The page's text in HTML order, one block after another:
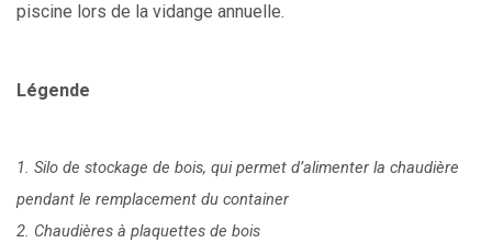
piscine lors de la vidange annuelle.
Légende
1. Silo de stockage de bois, qui permet d’alimenter la chaudière
pendant le remplacement du container
2. Chaudières à plaquettes de bois